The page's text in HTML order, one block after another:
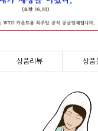
상품리뷰 상품